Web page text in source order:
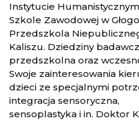
Instytucie
Szkole Zawodowej w
Przedszkola
Kaliszu. Dziedziny
przedszkolna oraz
Swoje zainteresowania
dzieci ze specjalnymi
integracja sensoryczna,
sensoplastyka i in. Doktor